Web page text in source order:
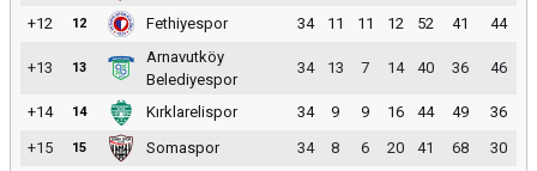
+12
12 Fethiyespor 34 11 11 12 52 41 44
+13 13
Arnavutköy
Belediyespor
34 13 7 14 40 36 46
+14 14 Kırklarelispor 34 9 9 16 44 49
36
+15
15 Somaspor 34 8 6 20 41 68 30